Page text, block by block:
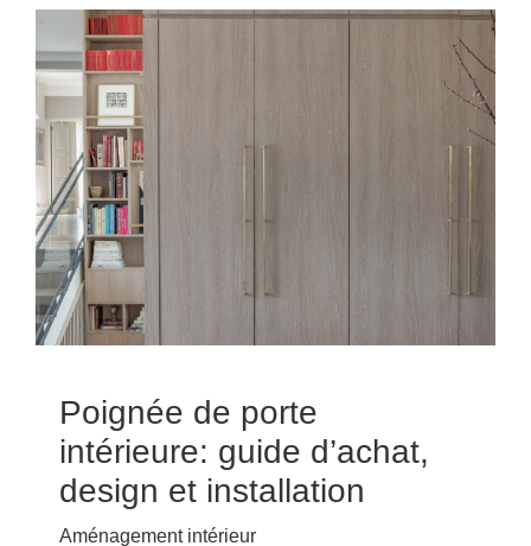
Poignée de porte
intérieure: guide d’achat,
design et installation
Aménagement intérieur